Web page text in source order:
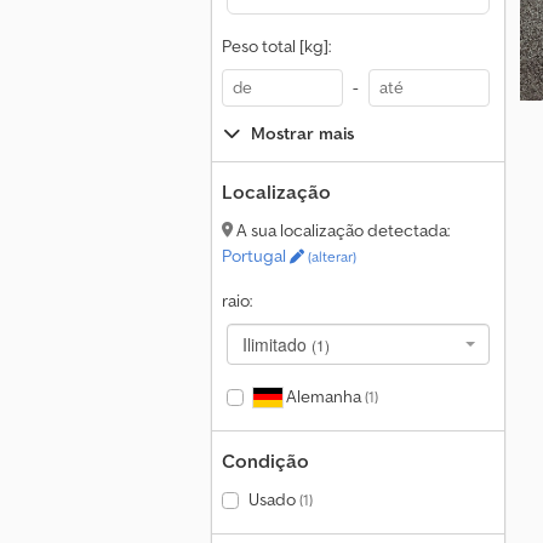
Peso total [kg]:
-
Mostrar mais
Localização
A sua localização detectada:
Portugal
(alterar)
raio:
Ilimitado (1)
Alemanha(1)
Condição
Usado(1)